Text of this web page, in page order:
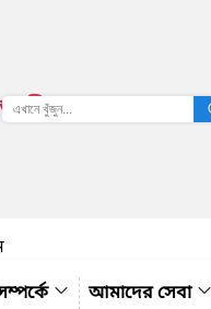
তথ্য বাতায়ন
আমাদের সেবা